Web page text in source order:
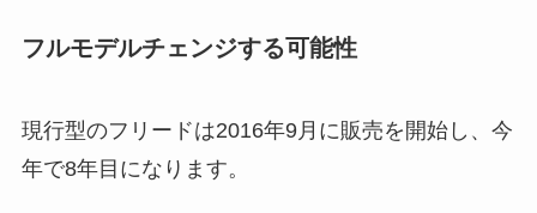
フルモデルチェンジする可能性
現行型のフリードは2016年9月に販売を開始し、今
年で8年目になります。